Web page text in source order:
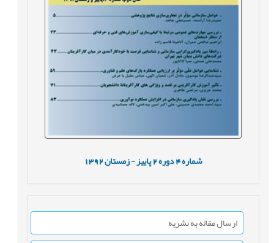
شماره4 دوره2 پاییز - زمستان1392
ارسال مقاله به نشریه